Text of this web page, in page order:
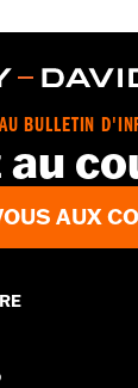
BULLETIN
au
AUX